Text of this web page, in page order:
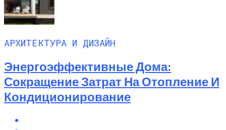
АРХИТЕКТУРА И ДИЗАЙН
Энергоэффективные Дома:
Сокращение Затрат На Отопление И
Кондиционирование